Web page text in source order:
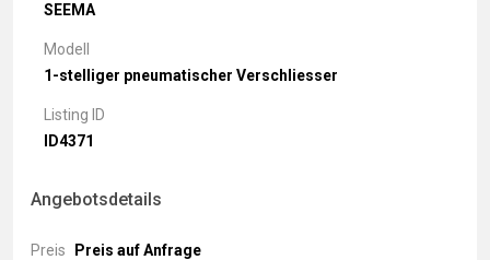
SEEMA
Modell
1-stelliger pneumatischer Verschliesser
Listing ID
ID4371
Angebotsdetails
Preis Preis auf Anfrage